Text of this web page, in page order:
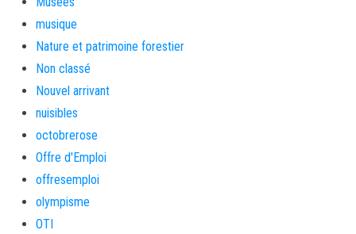
musique
Nature et patrimoine forestier
Non classé
Nouvel arrivant
nuisibles
octobrerose
Offre d'Emploi
offresemploi
olympisme
OTI